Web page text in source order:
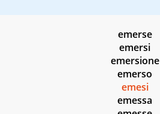
emerse
emersi
emersione
emerso
emesi
emessa